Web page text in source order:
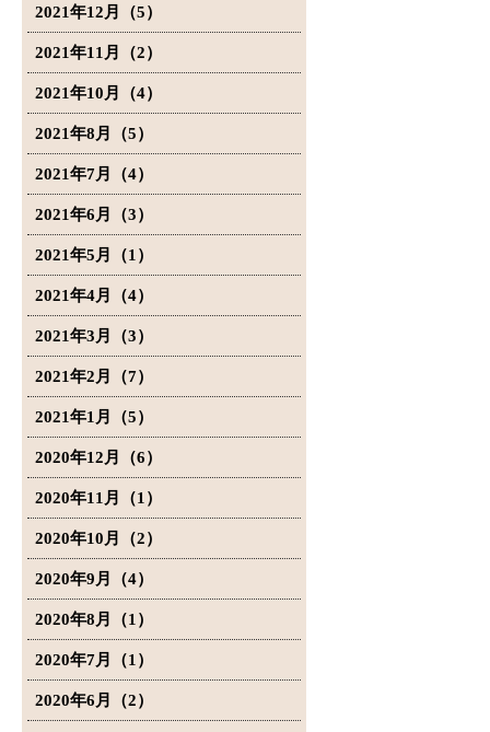
2021年12月（5）
2021年11月（2）
2021年10月（4）
2021年8月（5）
2021年7月（4）
2021年6月（3）
2021年5月（1）
2021年4月（4）
2021年3月（3）
2021年2月（7）
2021年1月（5）
2020年12月（6）
2020年11月（1）
2020年10月（2）
2020年9月（4）
2020年8月（1）
2020年7月（1）
2020年6月（2）